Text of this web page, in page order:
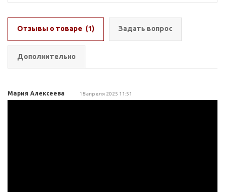
Отзывы о товаре (1) Задать вопрос
Дополнительно
Мария Алексеева 18 апреля 2025 11:51